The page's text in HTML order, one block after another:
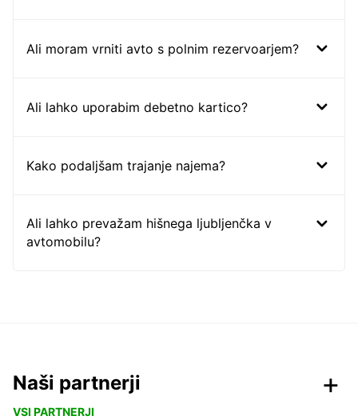
Ali moram vrniti avto s polnim rezervoarjem?
Ali lahko uporabim debetno kartico?
Kako podaljšam trajanje najema?
Ali lahko prevažam hišnega ljubljenčka v
avtomobilu?
Naši partnerji
VSI PARTNERJI